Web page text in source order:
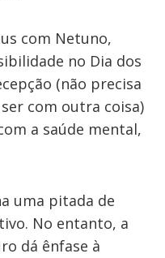
com Netuno,
no Dia dos
(não precisa
com outra coisa)
a saúde mental,
uma pitada de
No entanto, a
dá ênfase à